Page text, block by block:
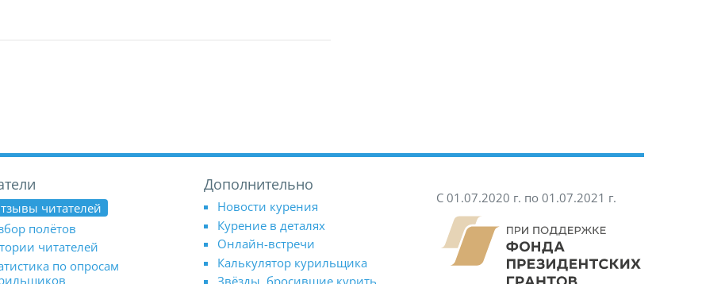
читателей
полётов
читателей
по опросам
Дополнительно
Новости курения
Курение в деталях
Онлайн-встречи
Калькулятор курильщика
С 01.07.2020 г. по 01.07.2021 г.